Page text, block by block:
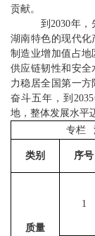
贡献。
到 2030年，
湖南特色的现代
制造业增加值占地
供应链韧性和安全
力稳居全国第一
奋斗五年，到 2035
地，整体发展水平
专栏
类别 序号
质量
1